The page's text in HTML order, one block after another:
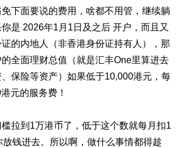
下面要说的费用，啥都不用管，继续躺
是 2026年1月1日及之后 开户，而且又
的内地人（非香港身份证持有人），那
全面理财总值（就是汇丰One里算进去
保险等资产）如果低于10,000港元，每
元的服务费！
拉到1万港币了，低于这个数就每月扣1
钱进去。
所以啊，做什么事情都得趁